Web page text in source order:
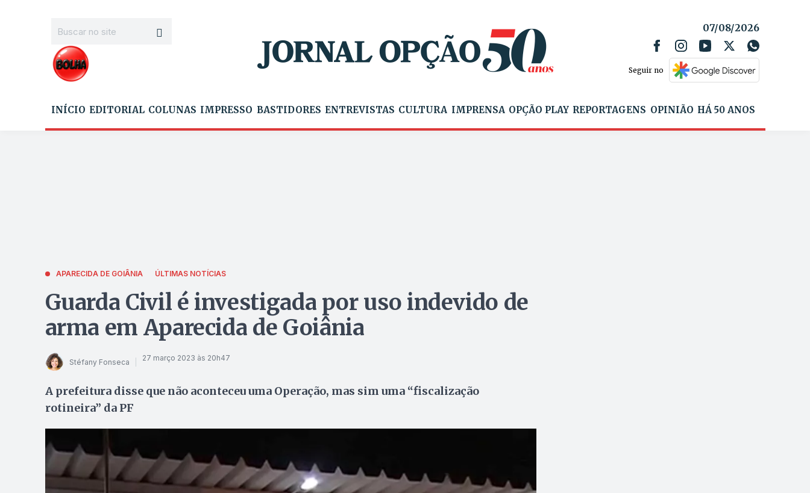
07/08/2026
Seguir no
INÍCIO EDITORIAL COLUNAS IMPRESSO BASTIDORES ENTREVISTAS CULTURA IMPRENSA OPÇÃO PLAY REPORTAGENS OPINIÃO HÁ 50 ANOS
APARECIDA DE GOIÂNIA ÚLTIMAS NOTÍCIAS
Guarda Civil é investigada por uso indevido de
arma em Aparecida de Goiânia
Stéfany Fonseca 27 março 2023 às 20h47
A prefeitura disse que não aconteceu uma Operação, mas sim uma “fiscalização
rotineira” da PF